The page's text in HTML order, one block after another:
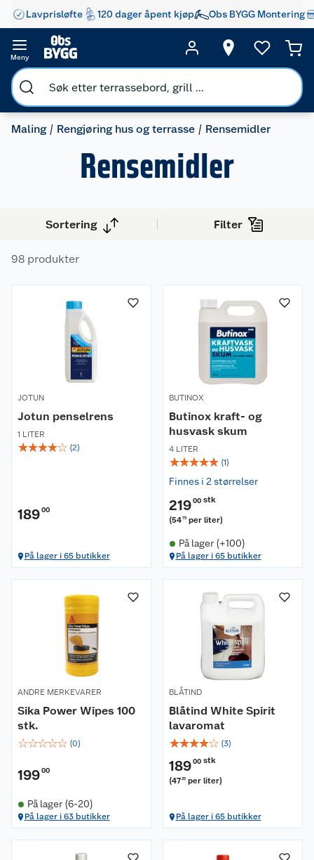
Lavprisløfte 120 dager åpent kjøp Obs BYGG Montering
Meny
Maling Rengjøring hus og terrasse Rensemidler
Rensemidler
Sortering Filter
98 produkter
JOTUN
Jotun penselrens
1 LITER
☆☆☆☆☆ (2)
18900
På lager i 65 butikker
BUTINOX
Butinox kraft- og
husvask skum
4 LITER
☆☆☆☆☆ (1)
Finnes i 2 størrelser
21900 stk
(5475 per liter)
På lager (+100)
På lager i 65 butikker
ANDRE MERKEVARER
Sika Power Wipes 100
stk.
☆☆☆☆☆ (0)
19900
På lager (6-20)
På lager i 63 butikker
BLÅTIND
Blåtind White Spirit
lavaromat
☆☆☆☆☆ (3)
18900 stk
(4725 per liter)
På lager i 65 butikker